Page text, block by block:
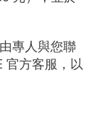
專人與您聯
官方客服，以